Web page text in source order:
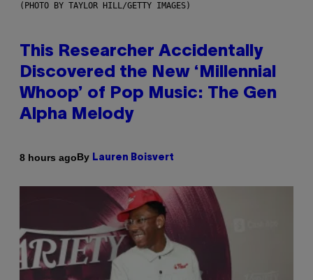
(PHOTO BY TAYLOR HILL/GETTY IMAGES)
This Researcher Accidentally
Discovered the New ‘Millennial
Whoop’ of Pop Music: The Gen
Alpha Melody
8 hours agoBy Lauren Boisvert